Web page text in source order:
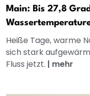
Main: Bis 27,8
Heiße Tage, warme
sich stark
Fluss jetzt. | mehr